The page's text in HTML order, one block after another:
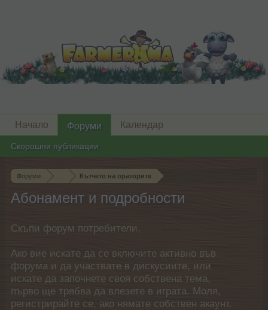
Форуми Кътчето на ораторите
Абонамент и подробности
Скъпи форум потребители,
Ако вие искате да се включите активно във
форума и да участвате в дискусиите, или
искате да започнете своя собствена тема,
първо ще трябва да влезете в играта. Моля,
регистрирайте се, ако нямате собствен акаунт.
Начало Форуми
Скорошни публикации
Календар